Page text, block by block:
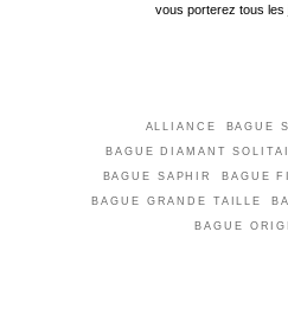
vous porterez tous les
ALLIANCE BAGUE
BAGUE DIAMANT
BAGUE SAPHIR BAGUE
BAGUE GRANDE TAILLE
BAGUE